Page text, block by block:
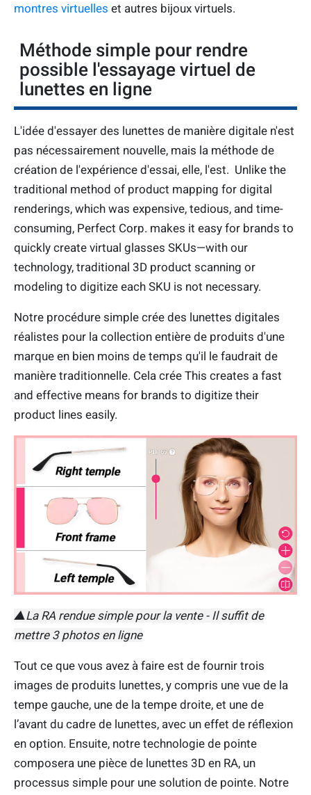
montres virtuelles et autres bijoux virtuels.
Méthode simple pour rendre
possible l'essayage virtuel de
lunettes en ligne
L'idée d'essayer des lunettes de manière digitale n'est
pas nécessairement nouvelle, mais la méthode de
création de l'expérience d'essai, elle, l'est. Unlike the
traditional method of product mapping for digital
renderings, which was expensive, tedious, and time-
consuming, Perfect Corp. makes it easy for brands to
quickly create virtual glasses SKUs—with our
technology, traditional 3D product scanning or
modeling to digitize each SKU is not necessary.
Notre procédure simple crée des lunettes digitales
réalistes pour la collection entière de produits d'une
marque en bien moins de temps qu'il le faudrait de
manière traditionnelle. Cela crée This creates a fast
and effective means for brands to digitize their
product lines easily.
▲La RA rendue simple pour la vente - Il suffit de
mettre 3 photos en ligne
Tout ce que vous avez à faire est de fournir trois
images de produits lunettes, y compris une vue de la
tempe gauche, une de la tempe droite, et une de
l’avant du cadre de lunettes, avec un effet de réflexion
en option. Ensuite, notre technologie de pointe
composera une pièce de lunettes 3D en RA, un
processus simple pour une solution de pointe. Notre